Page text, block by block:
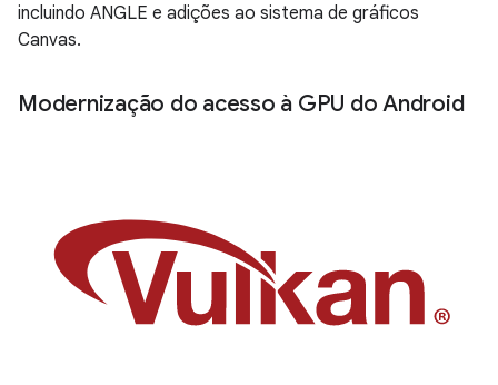
incluindo ANGLE e adições ao sistema de gráficos
Canvas.
Modernização do acesso à GPU do Android